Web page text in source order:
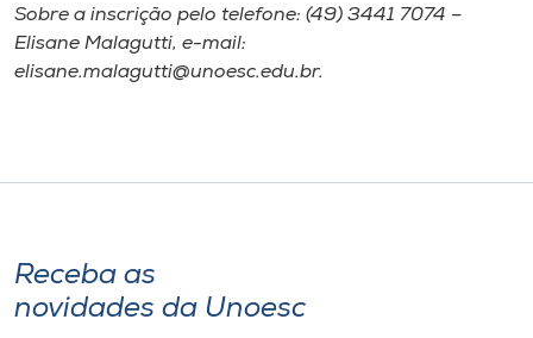
Sobre a inscrição pelo telefone: (49) 3441 7074 –
Elisane Malagutti, e-mail:
elisane.malagutti@unoesc.edu.br.
Receba as
novidades da Unoesc